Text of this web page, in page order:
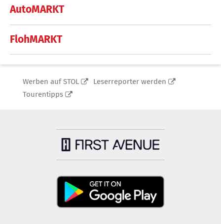
AutoMARKT
FlohMARKT
Werben auf STOL
Leserreporter werden
Tourentipps